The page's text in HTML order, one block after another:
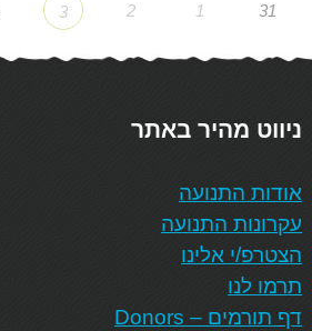
31
1
2
3
ניווט מהיר באתר
אודות התנועה
עקרונות התנועה
הצטרפ/י אלינו
תרמו לנו
דף תורמים – Donors